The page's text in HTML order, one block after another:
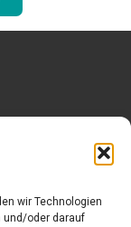
wir Technologien
und/oder darauf